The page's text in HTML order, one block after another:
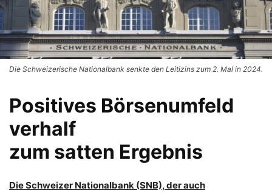
Die Schweizerische Nationalbank senkte den Leitizins zum 2. Mal in 2024.
Positives Börsenumfeld
verhalf
zum satten Ergebnis
Die Schweizer Nationalbank (SNB), der auch